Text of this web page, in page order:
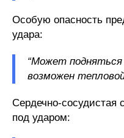
Особую опасность
удара:
“Может
возможен
Сердечно-сосудистая
под ударом: